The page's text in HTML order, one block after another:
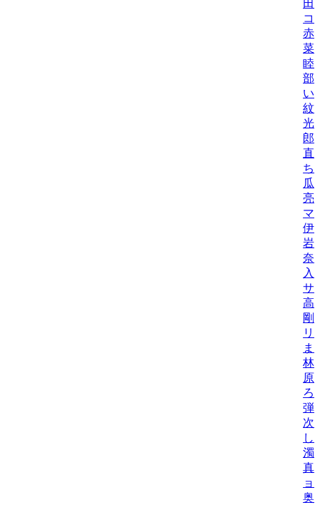
田
コ
赤
菜/
睦/
部
い
紋/
光
郎
直
ち
瓜
亮
マ
伊
岩
奈/
入
サ
高
剛
リ
ま
林
原
ろ
弾
次
し
濁/
真/
ョ
奥